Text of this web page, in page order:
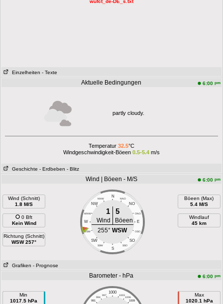
wufct_de-DE_s.txt
Einzelheiten - Texte
Aktuelle Bedingungen 6:00 pm
partly cloudy.
Temperatur 32.5°C
Windgeschwindigkeit-Böeen 0.5-5.4m/s
Geschichte - Erdbeben - Blitz
Wind | Böeen - M/S 6:00 pm
Wind (Schnitt)
1.8 M/S
0 Bft
Kein Wind
Richtung (Schnitt)
WSW 257°
N
NNW NNO
NW NO
WNW ONO
W E
WSW OSO
SW SO
SSW SSO
S
1 5
Wind
Böeen
255°WSW
Böeen (Max)
5.4 M/S
Windlauf
45 km
Grafiken - Prognose
Barometer - hPa 6:00 pm
Min
1017.5 hPa
1000
997 1003
994
1006
991
1009
Max
1020.1 hPa